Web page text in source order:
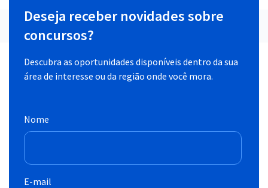
Deseja receber novidades sobre
concursos?
Descubra as oportunidades disponíveis dentro da sua
área de interesse ou da região onde você mora.
Nome
E-mail